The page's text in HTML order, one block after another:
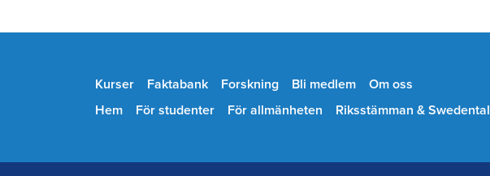
Kurser Faktabank Forskning Bli medlem
Om oss
Hem
För studenter För allmänheten Riksstämman & Swedental